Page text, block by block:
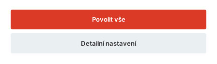
Povolit vše
Detailní nastavení